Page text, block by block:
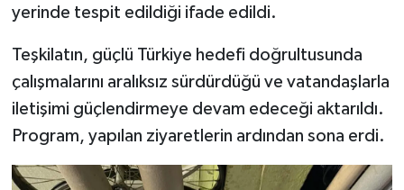
yerinde tespit edildiği ifade edildi.
Teşkilatın, güçlü Türkiye hedefi doğrultusunda
çalışmalarını aralıksız sürdürdüğü ve vatandaşlarla
iletişimi güçlendirmeye devam edeceği aktarıldı.
Program, yapılan ziyaretlerin ardından sona erdi.